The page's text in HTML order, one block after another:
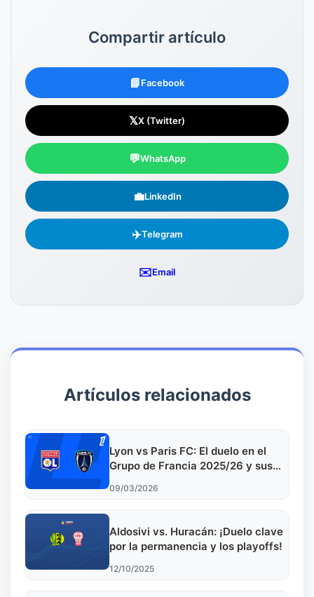
Compartir artículo
📘Facebook
𝕏X (Twitter)
💬WhatsApp
💼LinkedIn
✈️Telegram
✉️Email
Artículos relacionados
Lyon vs Paris FC: El duelo en el
Grupo de Francia 2025/26 y sus
09/03/2026
Aldosivi vs. Huracán: ¡Duelo clave
por la permanencia y los playoffs!
12/10/2025